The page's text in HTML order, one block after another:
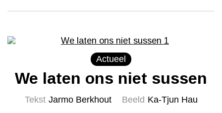
Actueel
We laten ons niet sussen
Tekst Jarmo Berkhout Beeld Ka-Tjun Hau